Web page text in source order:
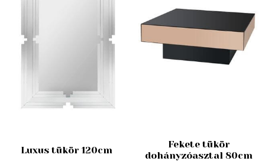
Luxus tükör 120cm
Fekete tükör
dohányzóasztal 80cm